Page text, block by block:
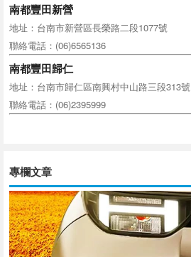
南都豐田新營
地址：台南市新營區長榮路二段1077號
聯絡電話：(06)6565136
南都豐田歸仁
地址：台南市歸仁區南興村中山路三段313號
聯絡電話：(06)2395999
專欄文章